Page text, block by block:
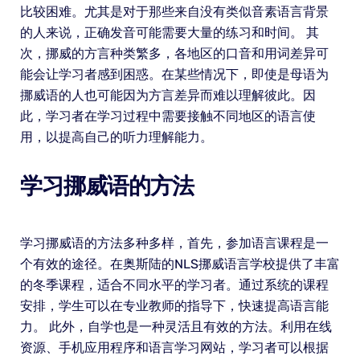
比较困难。尤其是对于那些来自没有类似音素语言背景
的人来说，正确发音可能需要大量的练习和时间。 其
次，挪威的方言种类繁多，各地区的口音和用词差异可
能会让学习者感到困惑。在某些情况下，即使是母语为
挪威语的人也可能因为方言差异而难以理解彼此。因
此，学习者在学习过程中需要接触不同地区的语言使
用，以提高自己的听力理解能力。
学习挪威语的方法
学习挪威语的方法多种多样，首先，参加语言课程是一
个有效的途径。在奥斯陆的NLS挪威语言学校提供了丰富
的冬季课程，适合不同水平的学习者。通过系统的课程
安排，学生可以在专业教师的指导下，快速提高语言能
力。 此外，自学也是一种灵活且有效的方法。利用在线
资源、手机应用程序和语言学习网站，学习者可以根据